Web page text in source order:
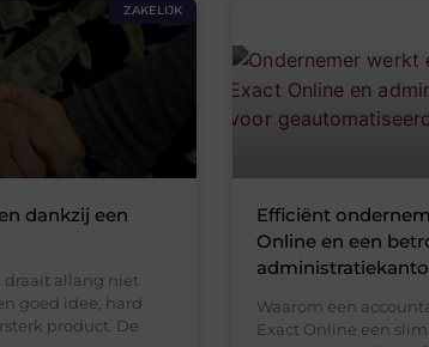
ZAKELIJK
dankzij een
allang niet
goed idee, hard
product. De
Efficiënt
Online en een
Waarom een
Exact Online een